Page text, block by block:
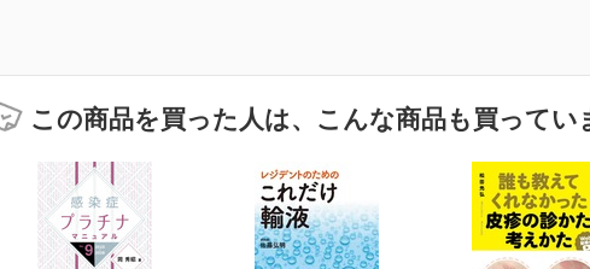
この商品を買った人は、こんな商品も買ってい